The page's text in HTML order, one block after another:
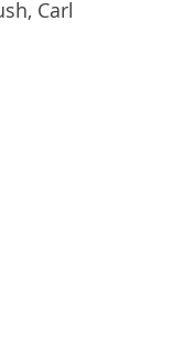
Carl